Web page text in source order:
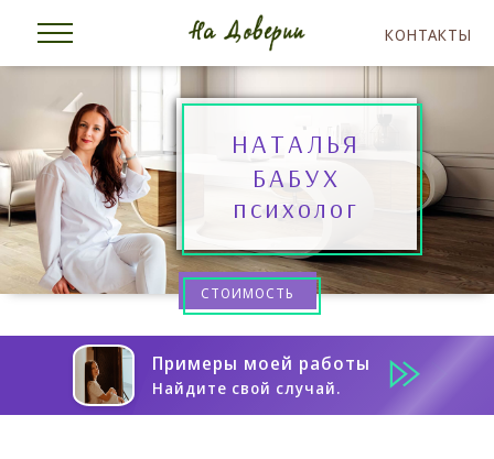
КОНТАКТЫ
НАТАЛЬЯ
БАБУХ
психолог
СТОИМОСТЬ
Примеры моей работы
Найдите свой случай.